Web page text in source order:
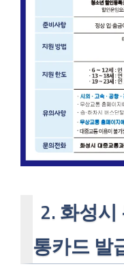
2. 화성
통카드 발